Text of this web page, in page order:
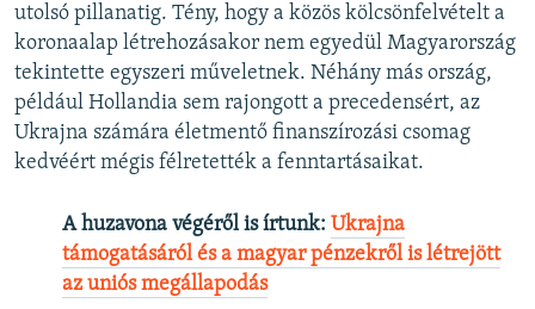
utolsó pillanatig. Tény, hogy a közös kölcsönfelvételt a
koronaalap létrehozásakor nem egyedül Magyarország
tekintette egyszeri műveletnek. Néhány más ország,
például Hollandia sem rajongott a precedensért, az
Ukrajna számára életmentő finanszírozási csomag
kedvéért mégis félretették a fenntartásaikat.
A huzavona végéről is írtunk: Ukrajna
támogatásáról és a magyar pénzekről is létrejött
az uniós megállapodás